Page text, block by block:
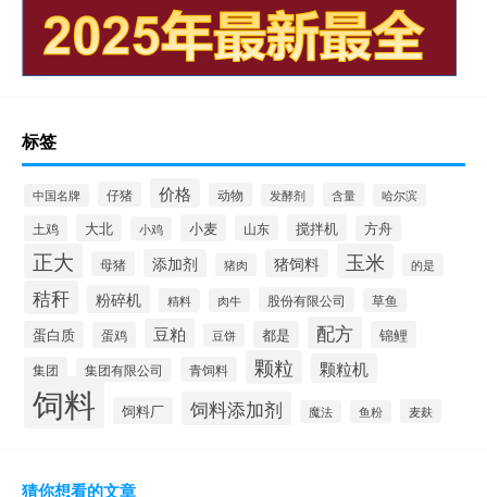
标签
中国名牌 仔猪 价格 动物 发酵剂 含量 哈尔滨
土鸡 大北 小鸡 小麦 山东 搅拌机 方舟
正大 母猪 添加剂 猪肉 猪饲料 玉米 的是
秸秆 粉碎机 精料 肉牛 股份有限公司 草鱼
蛋白质 蛋鸡 豆粕 豆饼 都是 配方 锦鲤
集团 集团有限公司 青饲料 颗粒 颗粒机
饲料 饲料厂 饲料添加剂 魔法 鱼粉 麦麸
猜你想看的文章